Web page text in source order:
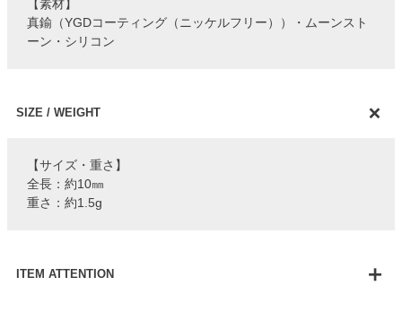
【素材】
真鍮（YGDコーティング（ニッケルフリー））・ムーンスト
ーン・シリコン
SIZE / WEIGHT
【サイズ・重さ】
全長：約10㎜
重さ：約1.5g
ITEM ATTENTION